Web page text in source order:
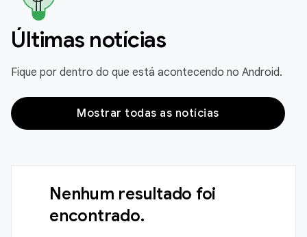
Últimas notícias
Fique por dentro do que está acontecendo no Android.
Mostrar todas as notícias
Nenhum resultado foi
encontrado.